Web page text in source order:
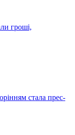
гроші,
стала прес-